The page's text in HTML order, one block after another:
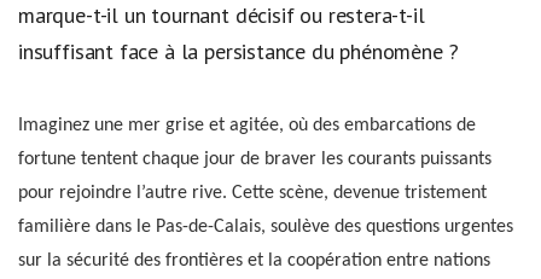
marque-t-il un tournant décisif ou restera-t-il
insuffisant face à la persistance du phénomène ?
Imaginez une mer grise et agitée, où des embarcations de
fortune tentent chaque jour de braver les courants puissants
pour rejoindre l’autre rive. Cette scène, devenue tristement
familière dans le Pas-de-Calais, soulève des questions urgentes
sur la sécurité des frontières et la coopération entre nations